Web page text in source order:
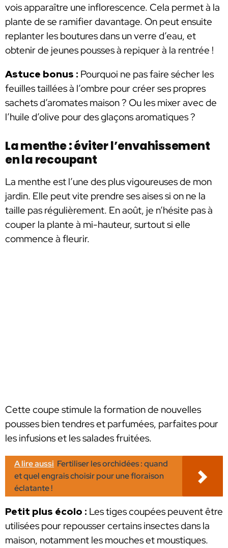
vois apparaître une inflorescence. Cela permet à la
plante de se ramifier davantage. On peut ensuite
replanter les boutures dans un verre d’eau, et
obtenir de jeunes pousses à repiquer à la rentrée !
Astuce bonus : Pourquoi ne pas faire sécher les
feuilles taillées à l’ombre pour créer ses propres
sachets d’aromates maison ? Ou les mixer avec de
l’huile d’olive pour des glaçons aromatiques ?
La menthe : éviter l’envahissement
en la recoupant
La menthe est l’une des plus vigoureuses de mon
jardin. Elle peut vite prendre ses aises si on ne la
taille pas régulièrement. En août, je n’hésite pas à
couper la plante à mi-hauteur, surtout si elle
commence à fleurir.
Cette coupe stimule la formation de nouvelles
pousses bien tendres et parfumées, parfaites pour
les infusions et les salades fruitées.
A lire aussi Fertiliser les orchidées : quand
et quel engrais choisir pour une floraison
éclatante !
Petit plus écolo : Les tiges coupées peuvent être
utilisées pour repousser certains insectes dans la
maison, notamment les mouches et moustiques.